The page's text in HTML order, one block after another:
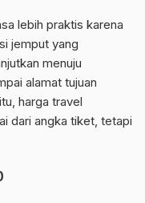
lebih praktis karena
jemput yang
menuju
alamat tujuan
harga travel
dari angka tiket, tetapi